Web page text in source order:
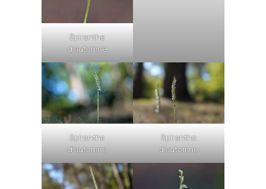
Spiranthe
d’automne
Spiranthe
d’automne
Spiranthe
d’automne